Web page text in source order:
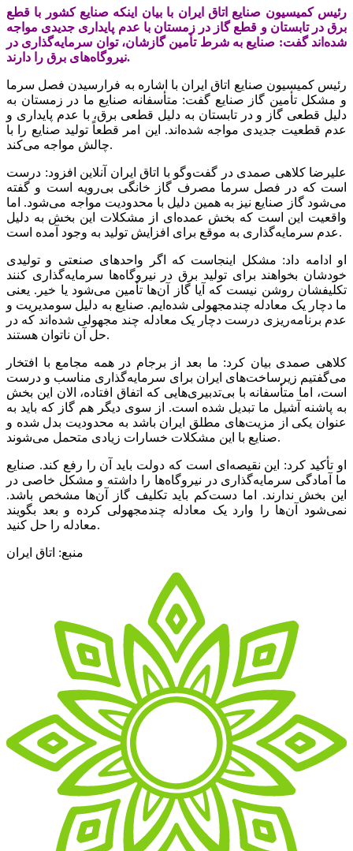
رئیس کمیسیون صنایع اتاق ایران با بیان اینکه صنایع کشور با قطع
برق در تابستان و قطع گاز در زمستان با عدم پایداری جدیدی مواجه
شده‌اند گفت: صنایع به شرط تأمین گازشان، توان سرمایه‌گذاری در
نیروگاه‌های برق را دارند.
رئیس کمیسیون صنایع اتاق ایران با اشاره به فرارسیدن فصل سرما
و مشکل تأمین گاز صنایع گفت: متأسفانه صنایع ما در زمستان به
دلیل قطعی گاز و در تابستان به دلیل قطعی برق، با عدم پایداری و
عدم قطعیت جدیدی مواجه شده‌اند. این امر قطعاً تولید صنایع را با
چالش مواجه می‌کند.
علیرضا کلاهی صمدی در گفت‌وگو با اتاق ایران آنلاین افزود: درست
است که در فصل سرما مصرف گاز خانگی بی‌رویه است و گفته
می‌شود گاز صنایع نیز به همین دلیل با محدودیت مواجه می‌شود. اما
واقعیت این است که بخش عمده‌ای از مشکلات این بخش به دلیل
عدم سرمایه‌گذاری به موقع برای افزایش تولید به وجود آمده است.
او ادامه داد: مشکل اینجاست که اگر واحدهای صنعتی و تولیدی
خودشان بخواهند برای تولید برق در نیروگاه‌ها سرمایه‌گذاری کنند
تکلیفشان روشن نیست که آیا گاز آن‌ها تأمین می‌شود یا خیر. یعنی
ما دچار یک معادله چندمجهولی شده‌ایم. صنایع به دلیل سومدیریت و
عدم برنامه‌ریزی درست دچار یک معادله چند مجهولی شده‌اند که در
حل آن ناتوان هستند.
کلاهی صمدی بیان کرد: ما بعد از برجام در همه مجامع با افتخار
می‌گفتیم زیرساخت‌های ایران برای سرمایه‌گذاری مناسب و درست
است، اما متأسفانه با بی‌تدبیری‌هایی که اتفاق افتاده، الان این بخش
به پاشنه آشیل ما تبدیل شده است. از سوی دیگر هم گاز که باید به
عنوان یکی از مزیت‌های مطلق ایران باشد به محدودیت بدل شده و
صنایع با این مشکلات خسارات زیادی متحمل می‌شوند.
او تأکید کرد: این نقیصه‌ای است که دولت باید آن را رفع کند. صنایع
ما آمادگی سرمایه‌گذاری در نیروگاه‌ها را داشته و مشکل خاصی در
این بخش ندارند. اما دست‌کم باید تکلیف گاز آن‌ها مشخص باشد.
نمی‌شود آن‌ها را وارد یک معادله چندمجهولی کرده و بعد بگویند
معادله را حل کنید.
منبع: اتاق ایران